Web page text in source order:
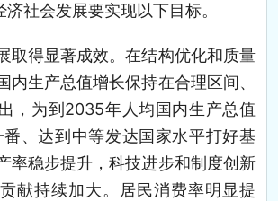
济社会发展要实现以下目标。
得显著成效。在结构优化和质量
内生产总值增长保持在合理区间、
，为到2035年人均国内生产总值
、达到中等发达国家水平打好基
率稳步提升，科技进步和制度创新
献持续加大。居民消费率明显提